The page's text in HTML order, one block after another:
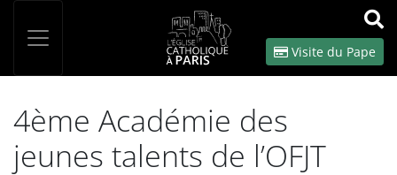
OK
Visite du Pape
4ème Académie des
jeunes talents de l’OFJT
Panneau de gestion des cookies